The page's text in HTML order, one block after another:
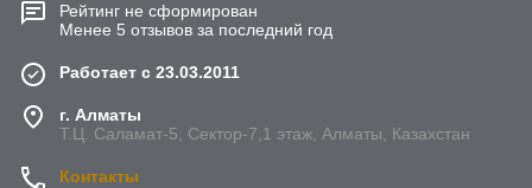
Рейтинг не сформирован
Менее 5 отзывов за последний год
Работает с 23.03.2011
г. Алматы
Т.Ц. Саламат-5, Cектор-7,1 этаж, Алматы, Казахстан
Контакты